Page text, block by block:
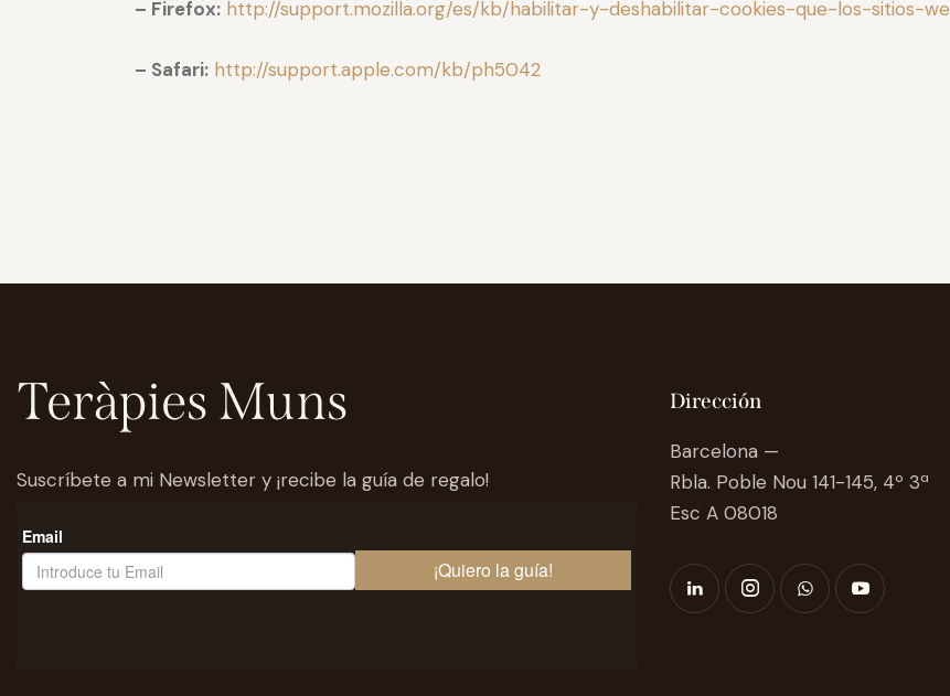
– Firefox: http://support.mozilla.org/es/kb/habilitar-y-deshabilitar-cookies-que-los-sitios-we
– Safari: http://support.apple.com/kb/ph5042
Teràpies Muns
Suscríbete a mi Newsletter y ¡recibe la guía de regalo!
Dirección
Barcelona —
Rbla. Poble Nou 141-145, 4º 3ª
Esc A 08018